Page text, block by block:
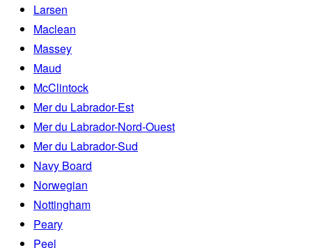
Larsen
Maclean
Massey
Maud
McClintock
Mer du Labrador-Est
Mer du Labrador-Nord-Ouest
Mer du Labrador-Sud
Navy Board
Norwegian
Nottingham
Peary
Peel